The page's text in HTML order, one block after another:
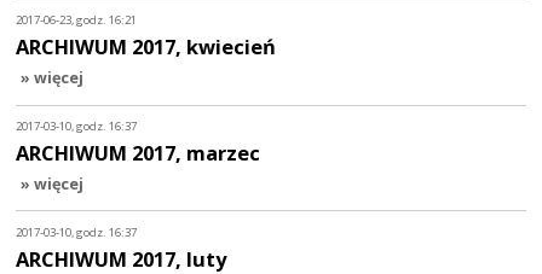
2017-06-23, godz. 16:21
ARCHIWUM 2017, kwiecień
» więcej
2017-03-10, godz. 16:37
ARCHIWUM 2017, marzec
» więcej
2017-03-10, godz. 16:37
ARCHIWUM 2017, luty